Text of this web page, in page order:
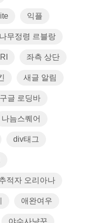
익플
나무정령 르블랑
좌측 상단
새글 알림
구글 로딩바
나늠스퀘어
div태그
적자 오리아나
애완여우
야수사냥꾼